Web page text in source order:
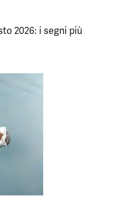
2026: i segni più